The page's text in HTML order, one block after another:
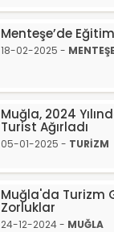
Menteşe’de
18-02-2025 - MENTEŞE
Muğla, 2024
Turist Ağırladı
05-01-2025 - TURİZM
Muğla'da Turizm
Zorluklar
24-12-2024 - MUĞLA